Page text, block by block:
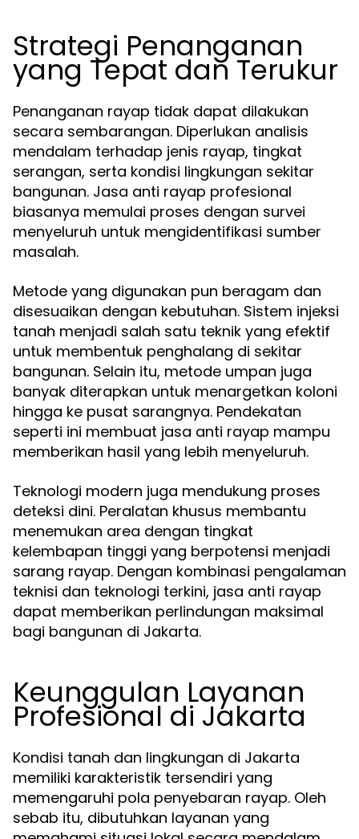
Strategi Penanganan
yang Tepat dan Terukur
Penanganan rayap tidak dapat dilakukan
secara sembarangan. Diperlukan analisis
mendalam terhadap jenis rayap, tingkat
serangan, serta kondisi lingkungan sekitar
bangunan. Jasa anti rayap profesional
biasanya memulai proses dengan survei
menyeluruh untuk mengidentifikasi sumber
masalah.
Metode yang digunakan pun beragam dan
disesuaikan dengan kebutuhan. Sistem injeksi
tanah menjadi salah satu teknik yang efektif
untuk membentuk penghalang di sekitar
bangunan. Selain itu, metode umpan juga
banyak diterapkan untuk menargetkan koloni
hingga ke pusat sarangnya. Pendekatan
seperti ini membuat jasa anti rayap mampu
memberikan hasil yang lebih menyeluruh.
Teknologi modern juga mendukung proses
deteksi dini. Peralatan khusus membantu
menemukan area dengan tingkat
kelembapan tinggi yang berpotensi menjadi
sarang rayap. Dengan kombinasi pengalaman
teknisi dan teknologi terkini, jasa anti rayap
dapat memberikan perlindungan maksimal
bagi bangunan di Jakarta.
Keunggulan Layanan
Profesional di Jakarta
Kondisi tanah dan lingkungan di Jakarta
memiliki karakteristik tersendiri yang
memengaruhi pola penyebaran rayap. Oleh
sebab itu, dibutuhkan layanan yang